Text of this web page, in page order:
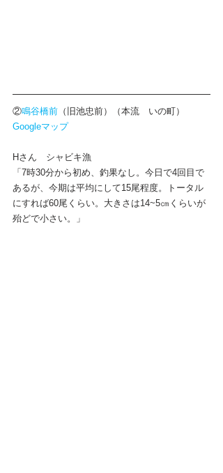
②鳴谷橋前 （旧池忠前）（本流　いの町）
Googleマップ
Hさん シャビキ漁
「7時30分から初め、釣果なし。今日で4回目で
あるが、今期は平均にして15尾程度。トータル
にすれば60尾くらい。大きさは14~5㎝くらいが
殆どで小さい。」